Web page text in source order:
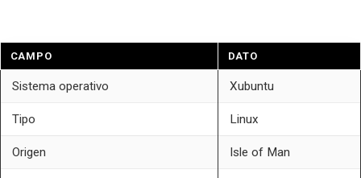
CAMPO DATO
Sistema operativo Xubuntu
Tipo Linux
Origen Isle of Man